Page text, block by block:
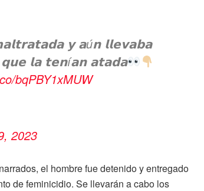
𝘆 𝗮ú𝗻 𝗹𝗹𝗲𝘃𝗮𝗯𝗮
𝗹𝗮 𝘁𝗲𝗻í𝗮𝗻 𝗮𝘁𝗮𝗱𝗮
bqPBY1xMUW
2023
el hombre fue detenido y entregado
de feminicidio. Se llevarán a cabo los